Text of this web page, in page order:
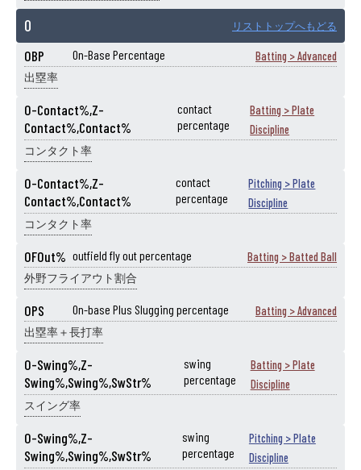
O リストトップへもどる
OBP On-Base Percentage Batting > Advanced
出塁率
O-Contact%,Z-
Contact%,Contact%
contact
percentage
Batting > Plate
Discipline
コンタクト率
O-Contact%,Z-
Contact%,Contact%
contact
percentage
Pitching > Plate
Discipline
コンタクト率
OFOut% outfield fly out percentage Batting > Batted Ball
外野フライアウト割合
OPS On-base Plus Slugging percentage Batting > Advanced
出塁率＋長打率
O-Swing%,Z-
Swing%,Swing%,SwStr%
swing
percentage
Batting > Plate
Discipline
スイング率
O-Swing%,Z-
Swing%,Swing%,SwStr%
swing
percentage
Pitching > Plate
Discipline